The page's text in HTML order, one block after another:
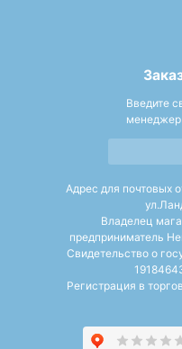
Введите
Адрес для почтовых
Владелец
предприниматель
Свидетельство о
Регистрация в